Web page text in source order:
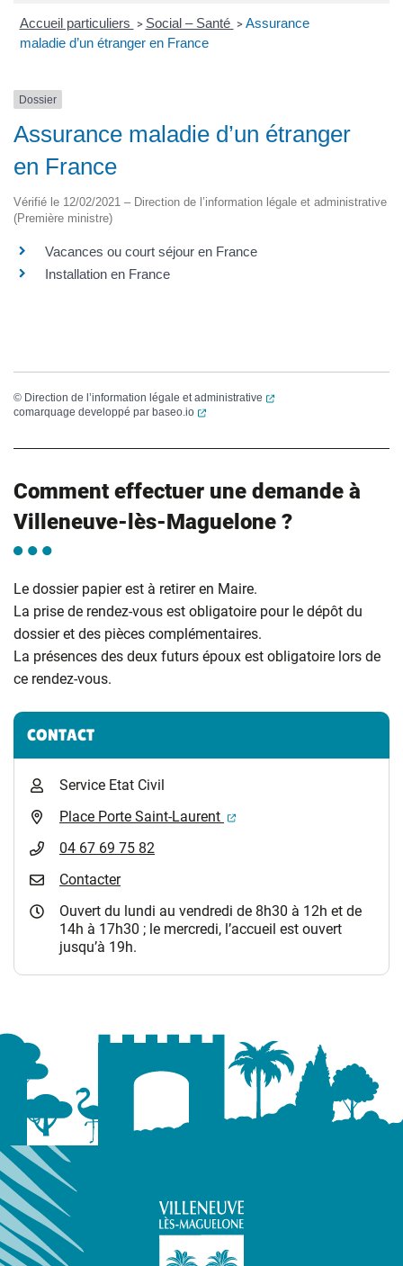
Accueil particuliers > Social – Santé > Assurance
maladie d’un étranger en France
Dossier
Assurance maladie d’un étranger
en France
Vérifié le 12/02/2021 – Direction de l’information légale et administrative
(Première ministre)
Vacances ou court séjour en France
Installation en France
© Direction de l’information légale et administrative
(ouverture dans un
comarquage developpé par baseo.io (ouverture dans un nouvel onglet)
Comment effectuer une demande à
Villeneuve-lès-Maguelone ?
Le dossier papier est à retirer en Maire.
La prise de rendez-vous est obligatoire pour le dépôt du
dossier et des pièces complémentaires.
La présences des deux futurs époux est obligatoire lors de
ce rendez-vous.
Informations complémentaires
CONTACT
Service Etat Civil
Place Porte Saint-Laurent
(ouverture dans un
04 67 69 75 82
Contacter
Ouvert du lundi au vendredi de 8h30 à 12h et de
14h à 17h30 ; le mercredi, l’accueil est ouvert
jusqu’à 19h.